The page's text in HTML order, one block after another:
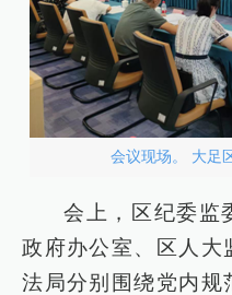
会议现场。 大足
会上，区纪委监
政府办公室、区人大
法局分别围绕党内规